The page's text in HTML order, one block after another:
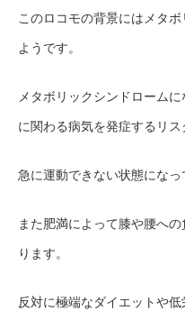
このロコモの背景にはメタ
ようです。
メタボリックシンドローム
に関わる病気を発症するリス
急に運動できない状態になっ
また肥満によって膝や腰へ
ります。
反対に極端なダイエットや